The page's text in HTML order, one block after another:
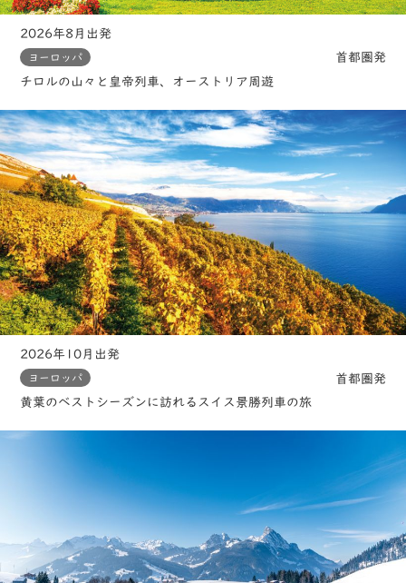
2026年8月出発
ヨーロッパ
首都圏発
チロルの山々と皇帝列車、オーストリア周遊
2026年10月出発
ヨーロッパ
首都圏発
黄葉のベストシーズンに訪れるスイス景勝列車の旅